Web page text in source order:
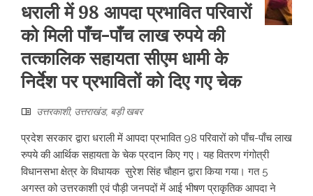
धराली में 98 आपदा प्रभावित परिवारों
को मिली पाँच-पाँच लाख रुपये की
तत्कालिक सहायता सीएम धामी के
निर्देश पर प्रभावितों को दिए गए चेक
उत्तरकाशी, उत्तराखंड, बड़ी खबर
प्रदेश सरकार द्वारा धराली में आपदा प्रभावित 98 परिवारों को पाँच-पाँच लाख
रुपये की आर्थिक सहायता के चेक प्रदान किए गए। यह वितरण गंगोत्री
विधानसभा क्षेत्र के विधायक सुरेश सिंह चौहान द्वारा किया गया। गत 5
अगस्त को उत्तरकाशी एवं पौड़ी जनपदों में आई भीषण प्राकृतिक आपदा ने